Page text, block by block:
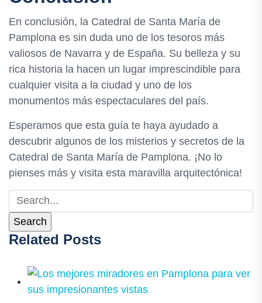
En conclusión, la Catedral de Santa María de
Pamplona es sin duda uno de los tesoros más
valiosos de Navarra y de España. Su belleza y su
rica historia la hacen un lugar imprescindible para
cualquier visita a la ciudad y uno de los
monumentos más espectaculares del país.
Esperamos que esta guía te haya ayudado a
descubrir algunos de los misterios y secretos de la
Catedral de Santa María de Pamplona. ¡No lo
pienses más y visita esta maravilla arquitectónica!
Related Posts